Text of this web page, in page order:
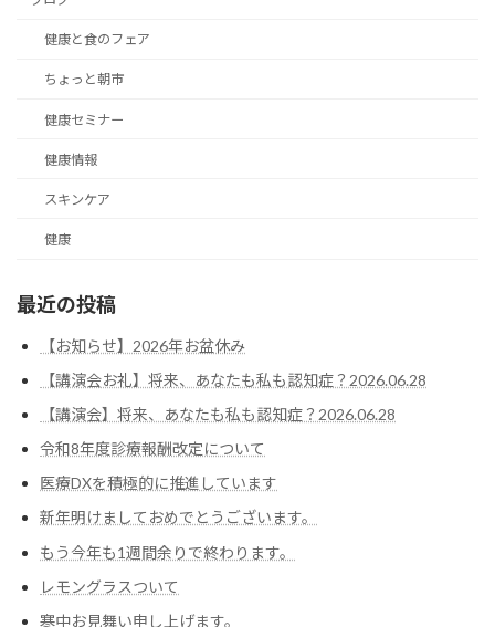
健康と食のフェア
ちょっと朝市
健康セミナー
健康情報
スキンケア
健康
最近の投稿
【お知らせ】2026年お盆休み
【講演会お礼】将来、あなたも私も認知症？2026.06.28
【講演会】将来、あなたも私も認知症？2026.06.28
令和8年度診療報酬改定について
医療DXを積極的に推進しています
新年明けましておめでとうございます。
もう今年も1週間余りで終わります。
レモングラスついて
寒中お見舞い申し上げます。